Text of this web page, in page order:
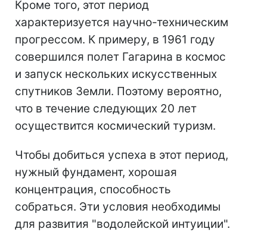
Кроме того, этот период
характеризуется научно-техническим
прогрессом. К примеру, в 1961 году
совершился полет Гагарина в космос
и запуск нескольких искусственных
спутников Земли. Поэтому вероятно,
что в течение следующих 20 лет
осуществится космический туризм.
Чтобы добиться успеха в этот период,
нужный фундамент, хорошая
концентрация, способность
собраться. Эти условия необходимы
для развития "водолейской интуиции".